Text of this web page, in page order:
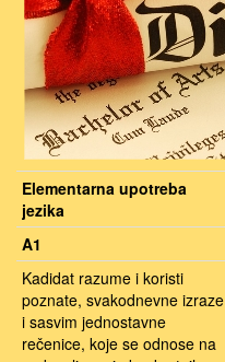
Elementarna upotreba
jezika
A1
Kadidat razume i koristi
poznate, svakodnevne izraze
i sasvim jednostavne
rečenice, koje se odnose na